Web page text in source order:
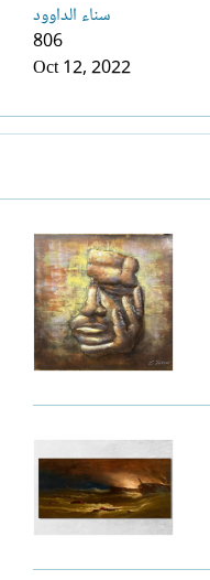
سناء الداوود
806
Oct 12, 2022